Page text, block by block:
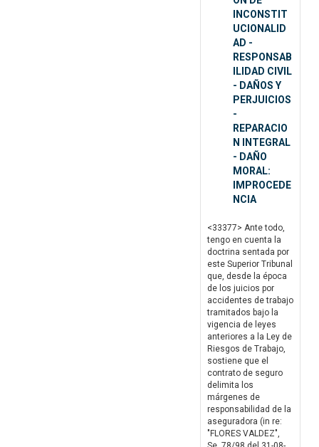
INCONSTIT
UCIONALID
AD -
RESPONSAB
ILIDAD CIVIL
- DAÑOS Y
PERJUICIOS
-
REPARACIO
N INTEGRAL
- DAÑO
MORAL:
IMPROCEDE
NCIA
<33377> Ante todo,
tengo en cuenta la
doctrina sentada por
este Superior Tribunal
que, desde la época
de los juicios por
accidentes de trabajo
tramitados bajo la
vigencia de leyes
anteriores a la Ley de
Riesgos de Trabajo,
sostiene que el
contrato de seguro
delimita los
márgenes de
responsabilidad de la
aseguradora (in re:
"FLORES VALDEZ",